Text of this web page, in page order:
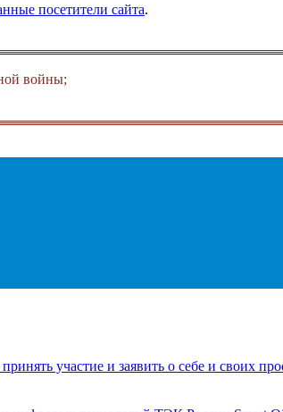
посетители сайта.
войны;
участие и заявить о себе и своих